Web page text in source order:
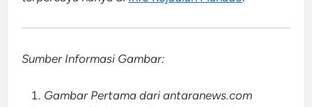
Sumber Informasi Gambar:
Gambar Pertama dari antaranews.com